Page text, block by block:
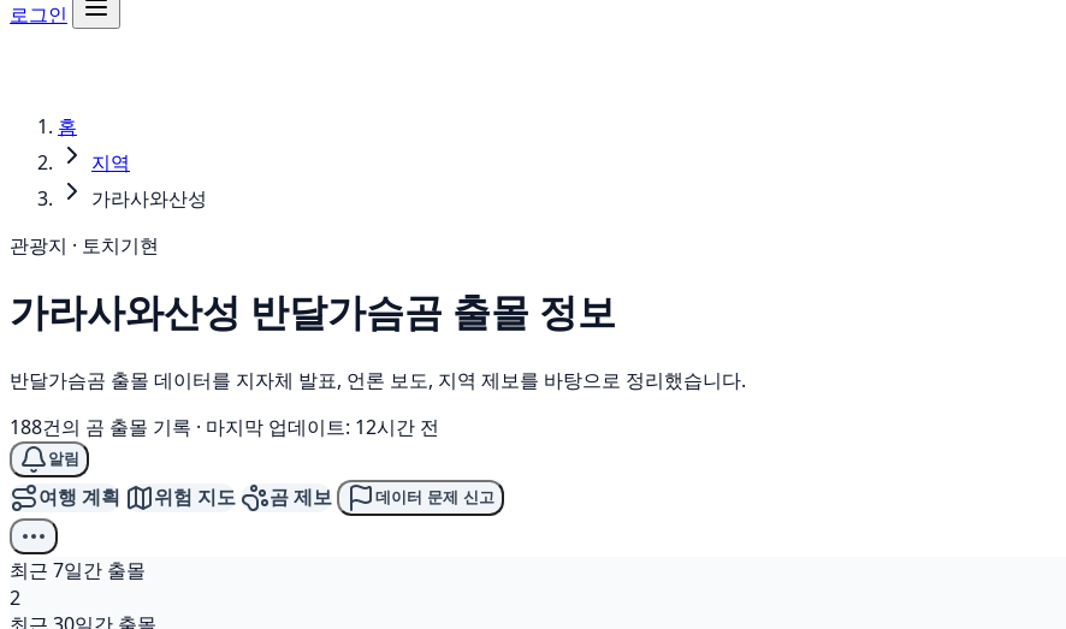
로그인
홈
지역
가라사와산성
관광지 · 토치기현
가라사와산성 반달가슴곰 출몰 정보
반달가슴곰 출몰 데이터를 지자체 발표, 언론 보도, 지역 제보를 바탕으로 정리했습니다.
188건의 곰 출몰 기록 · 마지막 업데이트: 12시간 전
알림
여행 계획 위험 지도 곰 제보 데이터 문제 신고
최근 7일간 출몰
2